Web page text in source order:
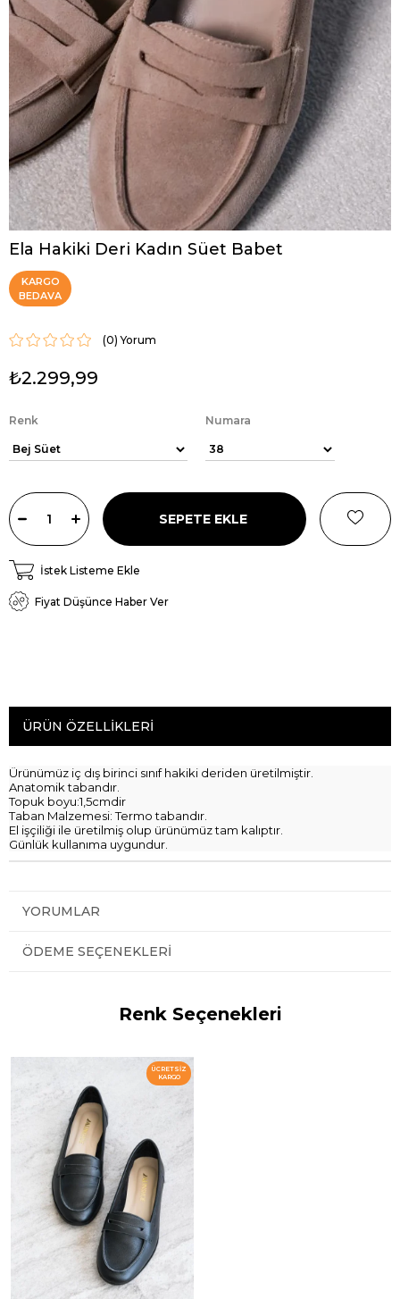
Ela Hakiki Deri Kadın Süet Babet
KARGO
BEDAVA
(0)
₺2.299,99
Renk Numara
İstek Listeme Ekle
Fiyat Düşünce Haber Ver
ÜRÜN ÖZELLIKLERI
Ürünümüz iç dış birinci sınıf hakiki deriden üretilmiştir.
Anatomik tabandır.
Topuk boyu:1,5cmdir
Taban Malzemesi: Termo tabandır.
El işçiliği ile üretilmiş olup ürünümüz tam kalıptır.
Günlük kullanıma uygundur.
YORUMLAR
ÖDEME SEÇENEKLERI
Renk Seçenekleri
ÜCRETSIZ
KARGO